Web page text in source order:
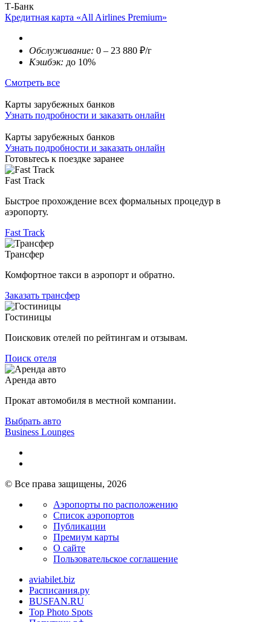
Т-Банк
Кредитная карта «All Airlines Premium»
Обслуживание: 0 – 23 880 ₽/г
Кэшбэк: до 10%
Смотреть все
Карты зарубежных банков
Узнать подробности и заказать онлайн
Карты зарубежных банков
Узнать подробности и заказать онлайн
Готовьтесь к поездке заранее
Fast Track
Быстрое прохождение всех формальных процедур в
аэропорту.
Fast Track
Трансфер
Комфортное такси в аэропорт и обратно.
Заказать трансфер
Гостиницы
Поисковик отелей по рейтингам и отзывам.
Поиск отеля
Аренда авто
Прокат автомобиля в местной компании.
Выбрать авто
Business Lounges
© Все права защищены, 2026
Аэропорты по расположению
Список аэропортов
Публикации
Премиум карты
О сайте
Пользовательское соглашение
aviabilet.biz
Расписания.ру
BUSFAN.RU
Top Photo Spots